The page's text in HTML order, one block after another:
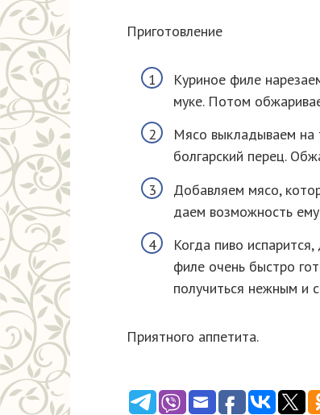
Приготовление
Куриное филе
муке. Потом
Мясо выкладываем на
болгарский перец.
Добавляем мясо,
даем возможность ему
Когда пиво
филе очень быстро
получиться нежным и
Приятного аппетита.